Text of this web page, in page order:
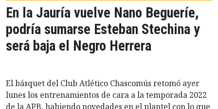
En la Jauría vuelve Nano Begueríe,
podría sumarse Esteban Stechina y
será baja el Negro Herrera
El básquet del Club Atlético Chascomús retomó ayer
lunes los entrenamientos de cara a la temporada 2022
de la APB, habiendo novedades en el plantel con lo que